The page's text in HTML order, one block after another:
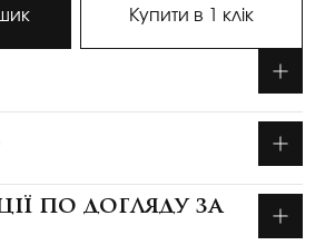
Купити в 1 клік
по догляду за